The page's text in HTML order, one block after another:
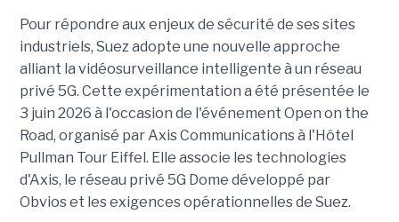
Pour répondre aux enjeux de sécurité de ses sites
industriels, Suez adopte une nouvelle approche
alliant la vidéosurveillance intelligente à un réseau
privé 5G. Cette expérimentation a été présentée le
3 juin 2026 à l'occasion de l'événement Open on the
Road, organisé par Axis Communications à l'Hôtel
Pullman Tour Eiffel. Elle associe les technologies
d'Axis, le réseau privé 5G Dome développé par
Obvios et les exigences opérationnelles de Suez.